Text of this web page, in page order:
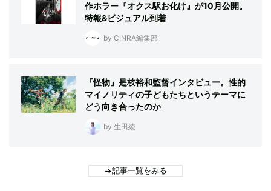
作ホラー『オクス駅お化け』が10月公開。
特報&ビジュアル到着
by CINRA編集部
『怪物』是枝裕和監督インタビュー。性的
マイノリティの子どもたちというテーマに
どう向き合ったのか
by 生田綾
記事一覧をみる